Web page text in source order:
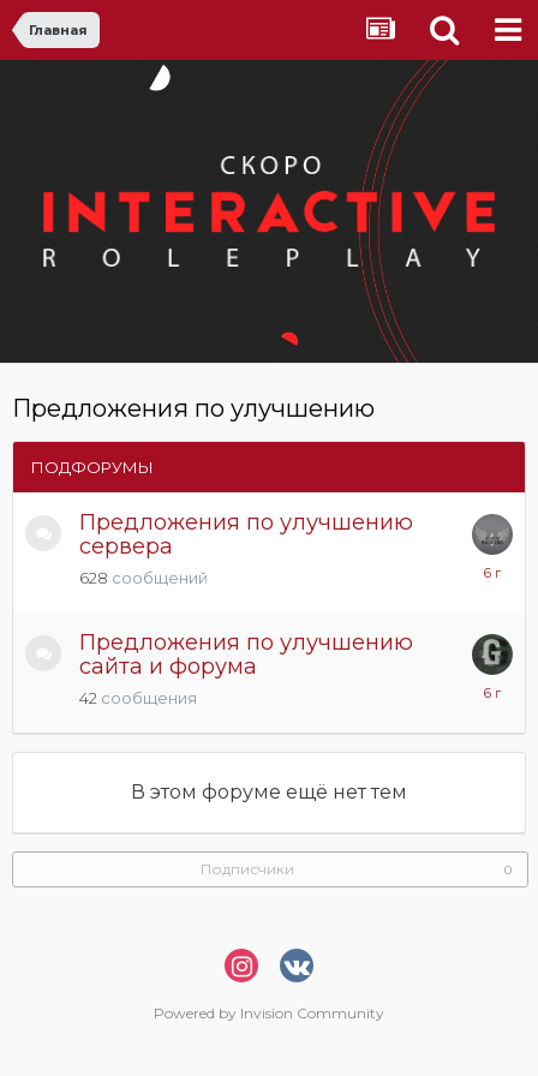
Главная
Предложения по улучшению
ПОДФОРУМЫ
Предложения по улучшению
сервера
628 сообщений
Предложения по улучшению
сайта и форума
42 сообщения
23
2020
В этом форуме ещё нет тем
Подписчики 0
Powered by Invision Community